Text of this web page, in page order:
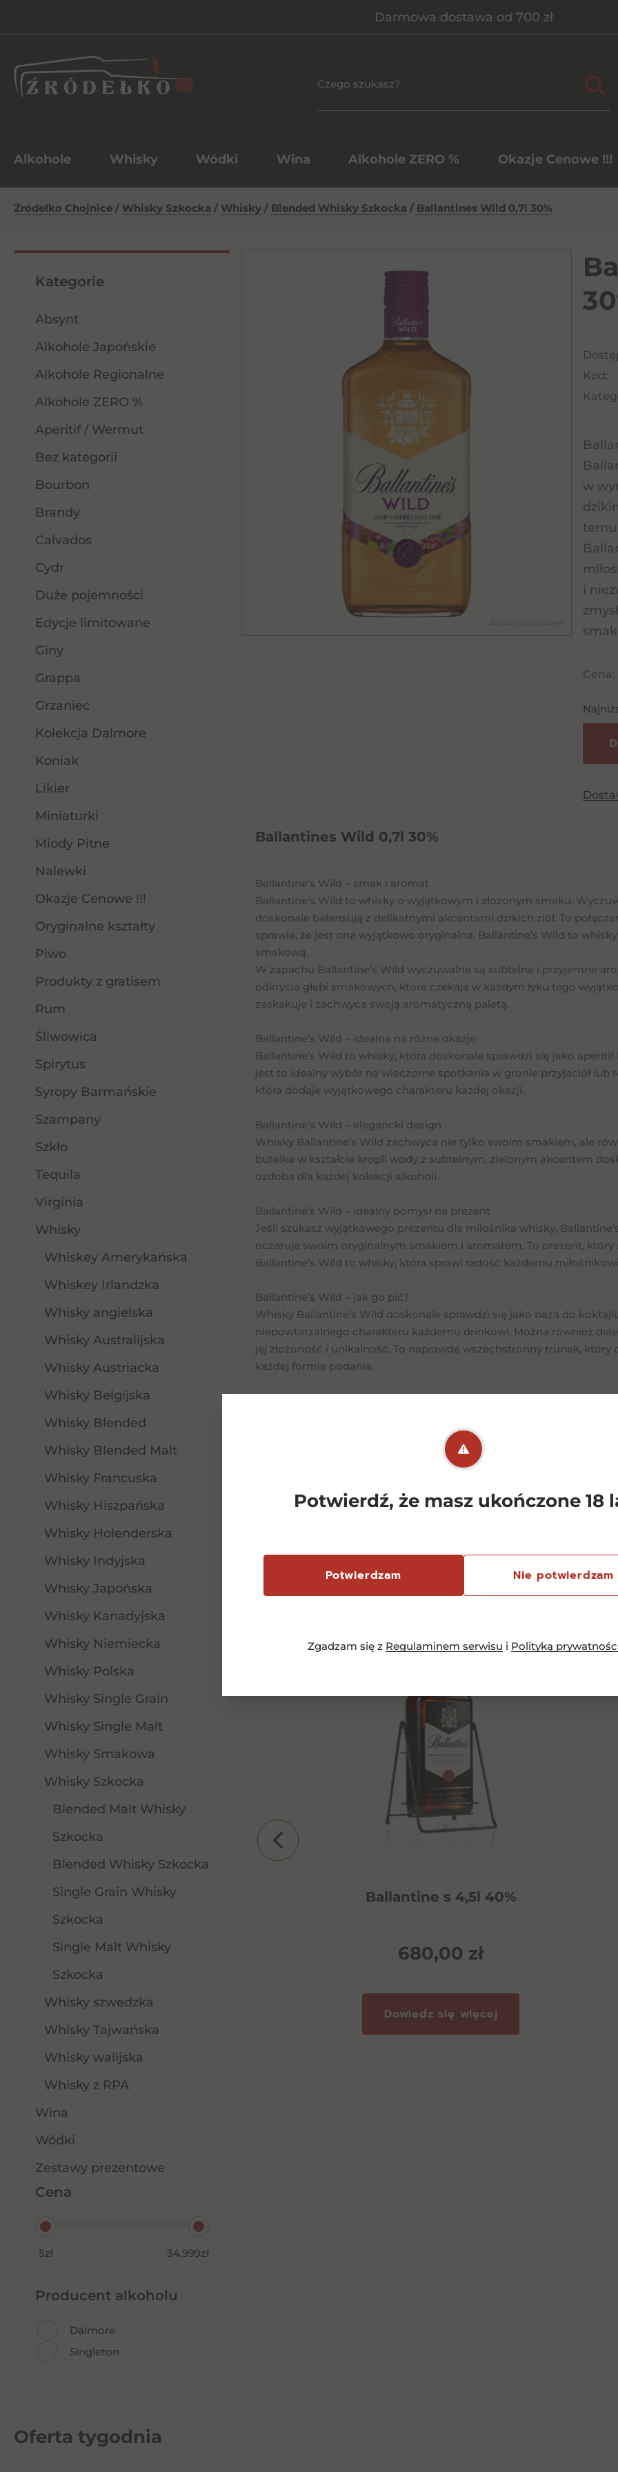
Potwierdź, że masz ukończone 18
Potwierdzam Nie potwierdzam
Zgadzam się z Regulaminem serwisu i Polityką
Darmowa dostawa od 700 zł
Alkohole Whisky Wódki Wina Alkohole ZERO % Okazje Cenowe !!!
Źródełko Chojnice / Whisky Szkocka / Whisky / Blended Whisky Szkocka / Ballantines Wild 0,7l 30%
Kategorie
Absynt
Alkohole Japońskie
Alkohole Regionalne
Alkohole ZERO %
Aperitif / Wermut
Bez kategorii
Bourbon
Brandy
Calvados
Cydr
Duże pojemności
Edycje limitowane
Giny
Grappa
Grzaniec
Kolekcja Dalmore
Koniak
Likier
Miniaturki
Miody Pitne
Nalewki
Okazje Cenowe !!!
Oryginalne kształty
Piwo
Produkty z gratisem
Rum
Śliwowica
Spirytus
Syropy Barmańskie
Szampany
Szkło
Tequila
Virginia
Whisky
Whiskey Amerykańska
Whiskey Irlandzka
Whisky angielska
Whisky Australijska
Whisky Austriacka
Whisky Belgijska
Whisky Blended
Whisky Blended Malt
Whisky Francuska
Whisky Hiszpańska
Whisky Holenderska
Whisky Indyjska
Whisky Japońska
Whisky Kanadyjska
Whisky Niemiecka
Whisky Polska
Whisky Single Grain
Whisky Single Malt
Whisky Smakowa
Whisky Szkocka
Blended Malt Whisky
Szkocka
Blended Whisky Szkocka
Single Grain Whisky
Szkocka
Single Malt Whisky
Szkocka
Whisky szwedzka
Whisky Tajwańska
Whisky walijska
Whisky z RPA
Wina
Wódki
Zestawy prezentowe
Cena
5zł 34,999zł
Producent alkoholu
Dalmore
Singleton
Oferta tygodnia
Kod:
w
i
Cena:
Ballantines Wild 0,7l 30%
Ballantine’s Wild – smak i aromat
Ballantine’s Wild to whisky o wyjątkowym i złożonym smaku.
doskonale balansują z delikatnymi akcentami dzikich ziół. To
sprawia, że jest ona wyjątkowo oryginalna. Ballantine’s Wild to
smakową.
W zapachu Ballantine’s Wild wyczuwalne są subtelne i przyjemne
odkrycia głębi smakowych, które czekają w każdym łyku tego
zaskakuje i zachwyca swoją aromatyczną paletą.
Ballantine’s Wild – idealna na różne okazje
Ballantine’s Wild to whisky, która doskonale sprawdzi się jako
jest to idealny wybór na wieczorne spotkania w gronie przyjaciół lub
która dodaje wyjątkowego charakteru każdej okazji.
Ballantine’s Wild – elegancki design
Whisky Ballantine’s Wild zachwyca nie tylko swoim smakiem, ale
butelka w kształcie kropli wody z subtelnym, zielonym akcentem
ozdoba dla każdej kolekcji alkoholi.
Ballantine’s Wild – idealny pomysł na prezent
Jeśli szukasz wyjątkowego prezentu dla miłośnika whisky,
oczaruje swoim oryginalnym smakiem i aromatem. To prezent,
Ballantine’s Wild to whisky, która sprawi radość każdemu
Ballantine’s Wild – jak go pić?
Whisky Ballantine’s Wild doskonale sprawdzi się jako baza do
niepowtarzalnego charakteru każdemu drinkowi. Można również
jej złożoność i unikalność. To naprawdę wszechstronny trunek,
każdej formie podania.
rzemieślnicza precyzja łączą się z innowacyjnością i
jakości whisky, które zachwycają smakiem i aromatem. To właśnie
który łączy w sobie szkocką tradycję z nowatorskim podejściem do
Aberlour 12Yo SM 0,7l 40%
195,00
Ballantine s 4,5l 40%
680,00 zł
Dowiedz się więcej